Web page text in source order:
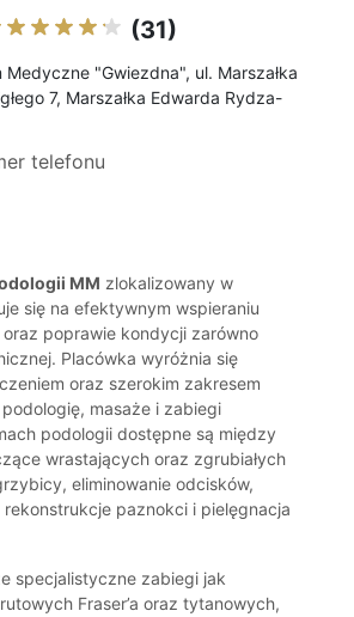
(31)
Medyczne "Gwiezdna", ul. Marszałka
7, Marszałka Edwarda Rydza-
telefonu
MM zlokalizowany w
się na efektywnym wspieraniu
poprawie kondycji zarówno
Placówka wyróżnia się
oraz szerokim zakresem
masaże i zabiegi
podologii dostępne są między
wrastających oraz zgrubiałych
eliminowanie odcisków,
paznokci i pielęgnacja
specjalistyczne zabiegi jak
Fraser’a oraz tytanowych,